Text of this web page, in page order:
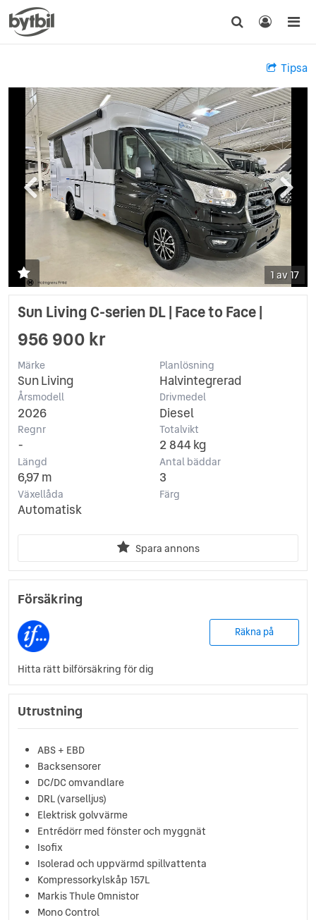
Tipsa
1 av 17
Sun Living C-serien DL | Face to Face |
956 900 kr
Märke
Sun Living
Planlösning
Halvintegrerad
Årsmodell
2026
Drivmedel
Diesel
Regnr
-
Totalvikt
2 844 kg
Längd
6,97 m
Antal bäddar
3
Växellåda
Automatisk
Färg
Spara annons
Försäkring
Räkna på
Hitta rätt bilförsäkring för dig
Utrustning
ABS + EBD
Backsensorer
DC/DC omvandlare
DRL (varselljus)
Elektrisk golvvärme
Entrédörr med fönster och myggnät
Isofix
Isolerad och uppvärmd spillvattenta
Kompressorkylskåp 157L
Markis Thule Omnistor
Mono Control